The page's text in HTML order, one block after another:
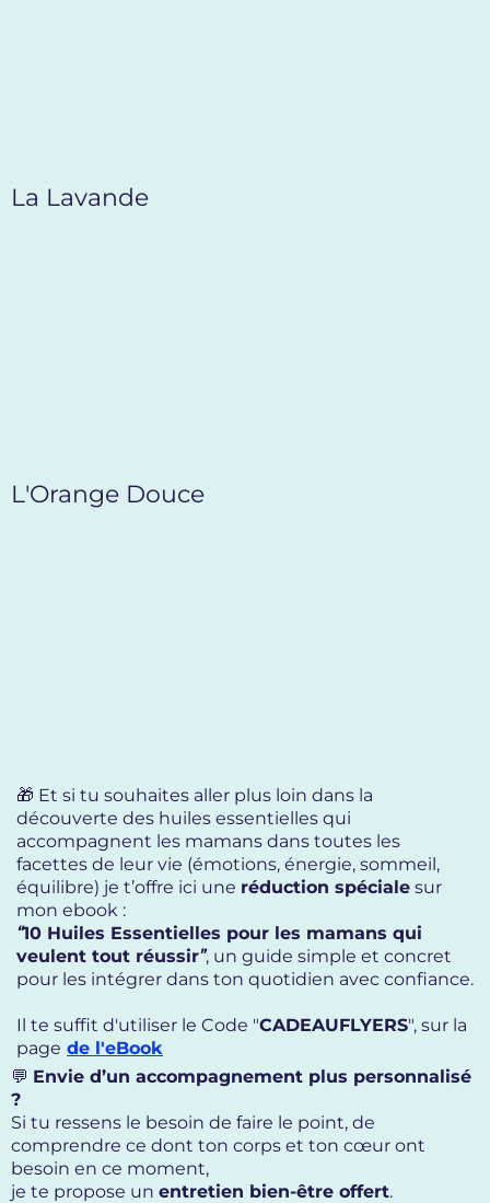
La Lavande
L'Orange Douce
🎁 Et si tu souhaites aller plus loin dans la
découverte des huiles essentielles qui
accompagnent les mamans dans toutes les
facettes de leur vie (émotions, énergie, sommeil,
équilibre) je t’offre ici une réduction spéciale sur
mon ebook :
“10 Huiles Essentielles pour les mamans qui
veulent tout réussir”, un guide simple et concret
pour les intégrer dans ton quotidien avec confiance.
Il te suffit d'utiliser le Code "CADEAUFLYERS", sur la
page de l'eBook
💬 Envie d’un accompagnement plus personnalisé
?
Si tu ressens le besoin de faire le point, de
comprendre ce dont ton corps et ton cœur ont
besoin en ce moment,
je te propose un entretien bien-être offert.